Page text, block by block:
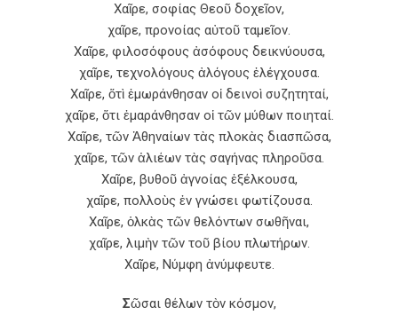
Χαῖρε, σοφίας Θεοῦ δοχεῖον,
χαῖρε, προνοίας αὐτοῦ ταμεῖον.
Χαῖρε, φιλοσόφους ἀσόφους δεικνύουσα,
χαῖρε, τεχνολόγους ἀλόγους ἐλέγχουσα.
Χαῖρε, ὅτὶ ἐμωράνθησαν οἱ δεινοὶ συζητηταί,
χαῖρε, ὅτι ἐμαράνθησαν οἱ τῶν μύθων ποιηταί.
Χαῖρε, τῶν Ἀθηναίων τὰς πλοκὰς διασπῶσα,
χαῖρε, τῶν ἁλιέων τὰς σαγήνας πληροῦσα.
Χαῖρε, βυθοῦ ἀγνοίας ἐξέλκουσα,
χαῖρε, πολλοὺς ἐν γνώσει φωτίζουσα.
Χαῖρε, ὁλκὰς τῶν θελόντων σωθῆναι,
χαῖρε, λιμὴν τῶν τοῦ βίου πλωτήρων.
Χαῖρε, Νύμφη ἀνύμφευτε.
Σῶσαι θέλων τὸν κόσμον,